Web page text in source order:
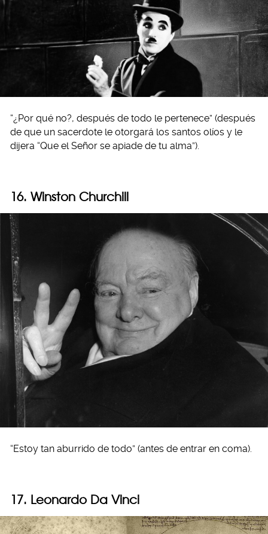
“¿Por qué no?, después de todo le pertenece” (después
de que un sacerdote le otorgará los santos olíos y le
dijera “Que el Señor se apiade de tu alma”).
16. Winston Churchill
“Estoy tan aburrido de todo” (antes de entrar en coma).
17. Leonardo Da Vinci